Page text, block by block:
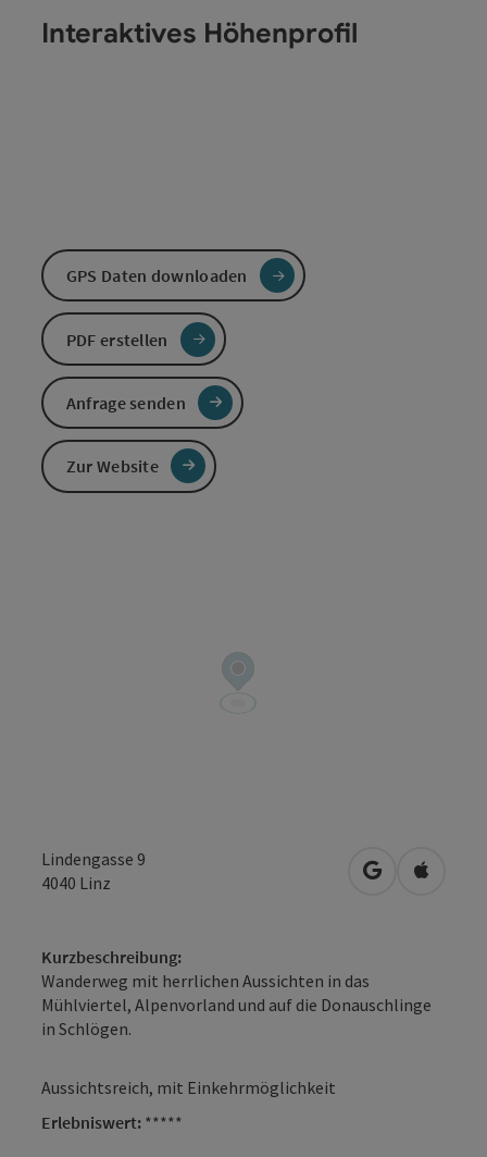
Lindengasse 9
4040 Linz in Google
in
Kurzbeschreibung:
Wanderweg mit herrlichen Aussichten in das
Mühlviertel, Alpenvorland und auf die Donauschlinge
in Schlögen.
Aussichtsreich, mit Einkehrmöglichkeit
Erlebniswert: *****
Interaktives Höhenprofil
GPS Daten downloaden
PDF erstellen
Anfrage senden
Zur Website